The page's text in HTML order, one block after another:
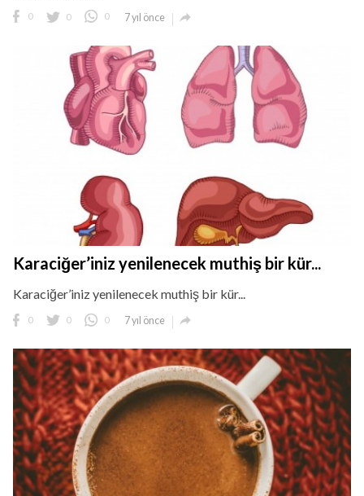
0 0 0 7 yıl önce 
Karaciğer’iniz yenilenecek muthiş bir kür...
Karaciğer’iniz yenilenecek muthiş bir kür...
0 0 0 7 yıl önce 